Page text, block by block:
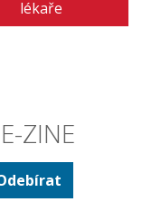
lékaře
ZINE